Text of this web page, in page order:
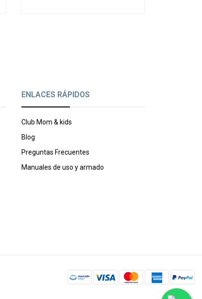
ENLACES RÁPIDOS
Club Mom & kids
Blog
Preguntas Frecuentes
Manuales de uso y armado